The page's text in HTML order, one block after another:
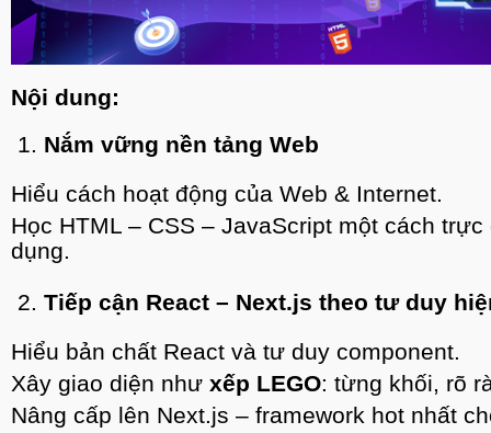
Nội dung:
1. Nắm vững nền tảng Web
Hiểu cách hoạt động của Web & Internet.
Học HTML – CSS – JavaScript một cách
dụng.
2. Tiếp cận React – Next.js theo tư duy
Hiểu bản chất React và tư duy component.
Xây giao diện như xếp LEGO: từng khối, rõ
Nâng cấp lên Next.js – framework hot nhất